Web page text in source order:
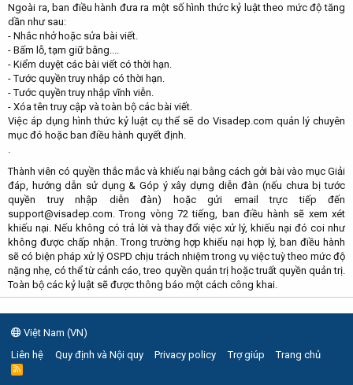
Ngoài ra, ban điều hành đưa ra một số hình thức kỷ luật theo mức độ tăng
dần như sau:
- Nhắc nhở hoặc sửa bài viết.
- Bấm lỗ, tạm giữ bằng....
- Kiểm duyệt các bài viết có thời hạn.
- Tước quyền truy nhập có thời hạn.
- Tước quyền truy nhập vĩnh viễn.
- Xóa tên truy cập và toàn bộ các bài viết.
Việc áp dụng hình thức kỷ luật cụ thể sẽ do Visadep.com quản lý chuyên
mục đó hoặc ban điều hành quyết định.
.
Thành viên có quyền thắc mắc và khiếu nại bằng cách gởi bài vào mục Giải
đáp, hướng dẫn sử dụng & Góp ý xây dựng diễn đàn (nếu chưa bị tước
quyền truy nhập diễn đàn) hoặc gửi email trực tiếp đến
support@visadep.com. Trong vòng 72 tiếng, ban điều hành sẽ xem xét
khiếu nại. Nếu không có trả lời và thay đổi việc xử lý, khiếu nại đó coi như
không được chấp nhận. Trong trường hợp khiếu nại hợp lý, ban điều hành
sẽ có biện pháp xử lý OSPD chịu trách nhiệm trong vụ việc tuỳ theo mức độ
nặng nhẹ, có thể từ cảnh cáo, treo quyền quản trị hoặc truất quyền quản trị.
Toàn bộ các kỷ luật sẽ được thông báo một cách công khai.
Việt Nam (VN)
Liên hệ
Quy định và Nội quy Privacy policy Trợ giúp Trang chủ
R
S